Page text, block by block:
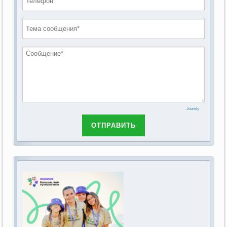
обсуждению Федерального закона Российской
основах социального обслуживания граждан в
2019 год
2018 год
Joomly
ОТПРАВИТЬ